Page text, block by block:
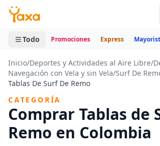
MINI CARRITO
0 productos
Todo Promociones Express
Inicio/Deportes y Actividades al Aire Libre/
Navegación con Vela y sin Vela/Surf De
Tablas De Surf De Remo
CATEGORÍA
Comprar Tablas de
Remo en Colombia